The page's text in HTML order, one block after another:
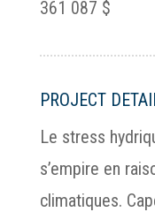
361 087 $
PROJECT
Le stress
s’empire en
climatiques.